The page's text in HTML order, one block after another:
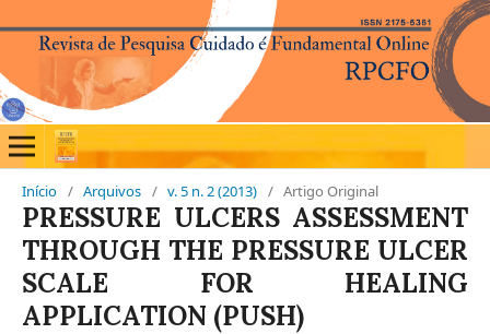
Início / Arquivos / v. 5 n. 2 (2013) / Artigo Original
PRESSURE ULCERS ASSESSMENT
THROUGH THE PRESSURE ULCER
SCALE FOR HEALING
APPLICATION (PUSH)